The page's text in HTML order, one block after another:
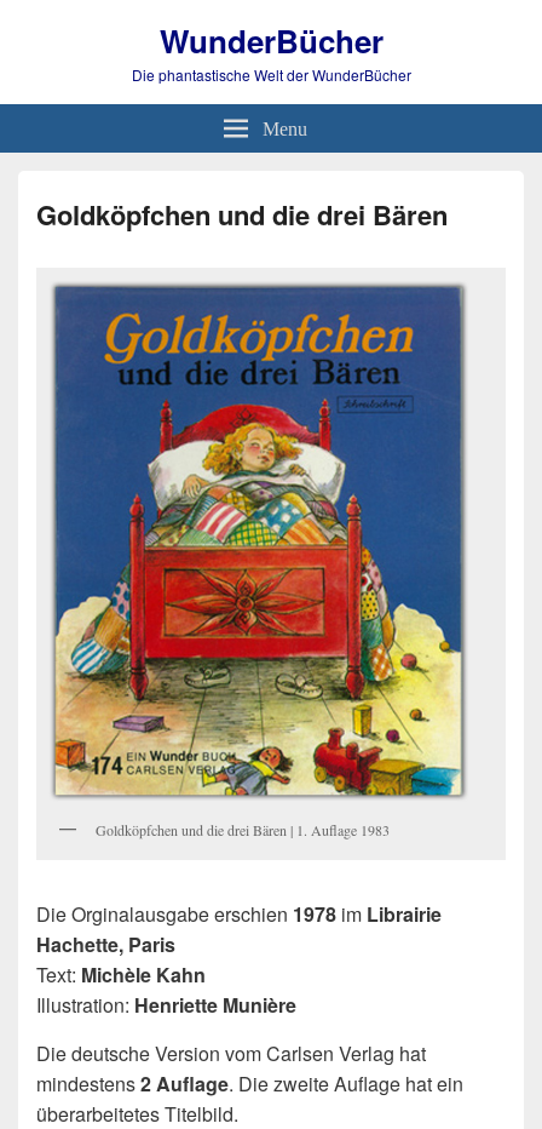
WunderBücher
Die phantastische Welt der WunderBücher
Menu
Goldköpfchen und die drei Bären
Goldköpfchen und die drei Bären | 1. Auflage 1983
Die Orginalausgabe erschien 1978 im Librairie
Hachette, Paris
Text: Michèle Kahn
Illustration: Henriette Munière
Die deutsche Version vom Carlsen Verlag hat
mindestens2 Auflage. Die zweite Auflage hat ein
überarbeitetes Titelbild.